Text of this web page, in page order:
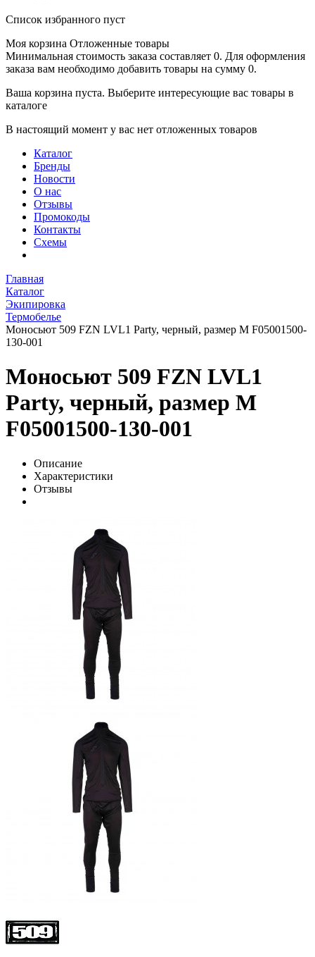
Список избранного пуст
Моя корзина Отложенные товары
Минимальная стоимость заказа составляет 0. Для оформления
заказа вам необходимо добавить товары на сумму 0.
Ваша корзина пуста. Выберите интересующие вас товары в
каталоге
В настоящий момент у вас нет отложенных товаров
Каталог
Бренды
Новости
О нас
Отзывы
Промокоды
Контакты
Схемы
Главная
Каталог
Экипировка
Термобелье
Моносьют 509 FZN LVL1 Party, черный, размер M F05001500-
130-001
Моносьют 509 FZN LVL1
Party, черный, размер M
F05001500-130-001
Описание
Характеристики
Отзывы